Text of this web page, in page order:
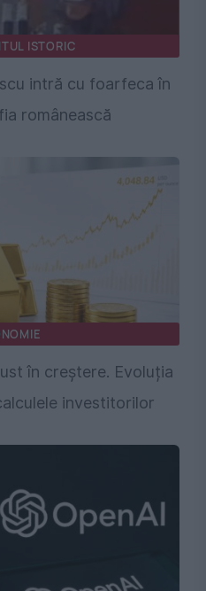
ISTORIC
intră cu foarfeca în
românească
în creștere. Evoluția
investitorilor